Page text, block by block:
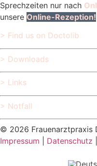
Sprechzeiten nur nach
unsere Online-Rezeption!
> Find us on Doctolib
> Downloads
> Links
> Notfall
© 2026 Frauenarztpraxis
Impressum
Datenschutz